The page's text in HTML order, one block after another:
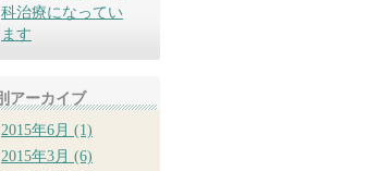
科治療になってい
ます
アーカイブ
2015年6月 (1)
2015年3月 (6)